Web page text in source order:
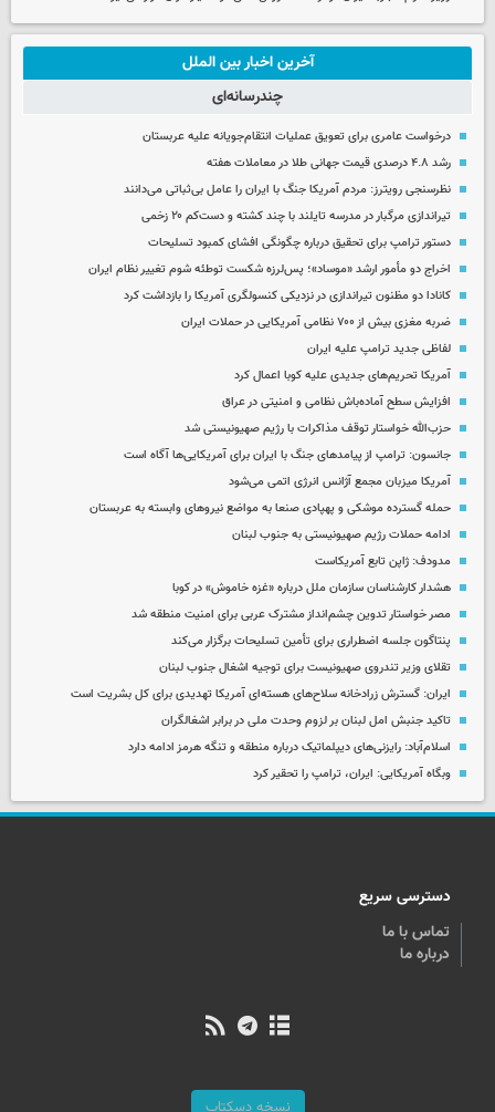
آخرین اخبار بین الملل
چندرسانه‌ای
درخواست عامری برای تعویق عملیات انتقام‌جویانه علیه عربستان
رشد ۴.۸ درصدی قیمت جهانی طلا در معاملات هفته
نظرسنجی رویترز: مردم آمریکا جنگ با ایران را عامل بی‌ثباتی می‌دانند
تیراندازی مرگبار در مدرسه‌ تایلند با چند کشته و دست‌کم ۲۰ زخمی
دستور ترامپ برای تحقیق درباره چگونگی افشای کمبود تسلیحات
اخراج دو مأمور ارشد «موساد»؛ پس‌لرزه شکست توطئه شوم تغییر نظام ایران
کانادا دو مظنون تیراندازی در نزدیکی کنسولگری آمریکا را بازداشت کرد
ضربه مغزی بیش از ۷۰۰ نظامی آمریکایی در حملات ایران
لفاظی جدید ترامپ علیه ایران
آمریکا تحریم‌های جدیدی علیه کوبا اعمال کرد
افزایش سطح آماده‌باش نظامی و امنیتی در عراق
حزب‌الله خواستار توقف مذاکرات با رژیم صهیونیستی شد
جانسون: ترامپ از پیامدهای جنگ با ایران برای آمریکایی‌ها آگاه است
آمریکا میزبان مجمع آژانس انرژی اتمی می‌شود
حمله گسترده موشکی و پهپادی صنعا به مواضع نیروهای وابسته به عربستان
ادامه حملات رژیم صهیونیستی به جنوب لبنان
مدودف: ژاپن تابع آمریکاست
هشدار کارشناسان سازمان ملل درباره «غزه‌ خاموش» در کوبا
مصر خواستار تدوین چشم‌انداز مشترک عربی برای امنیت منطقه شد
پنتاگون جلسه اضطراری برای تأمین تسلیحات برگزار می‌کند
تقلای وزیر تندروی صهیونیست برای توجیه اشغال جنوب لبنان
ایران: گسترش زرادخانه سلاح‌های هسته‌ای آمریکا تهدیدی برای کل بشریت است
تاکید جنبش امل لبنان بر لزوم وحدت ملی در برابر اشغالگران
اسلام‌آباد: رایزنی‌های دیپلماتیک درباره منطقه و تنگه هرمز ادامه دارد
وبگاه آمریکایی: ایران، ترامپ را تحقیر کرد
دسترسی سریع
تماس با ما
درباره ما
نسخه دسکتاپ